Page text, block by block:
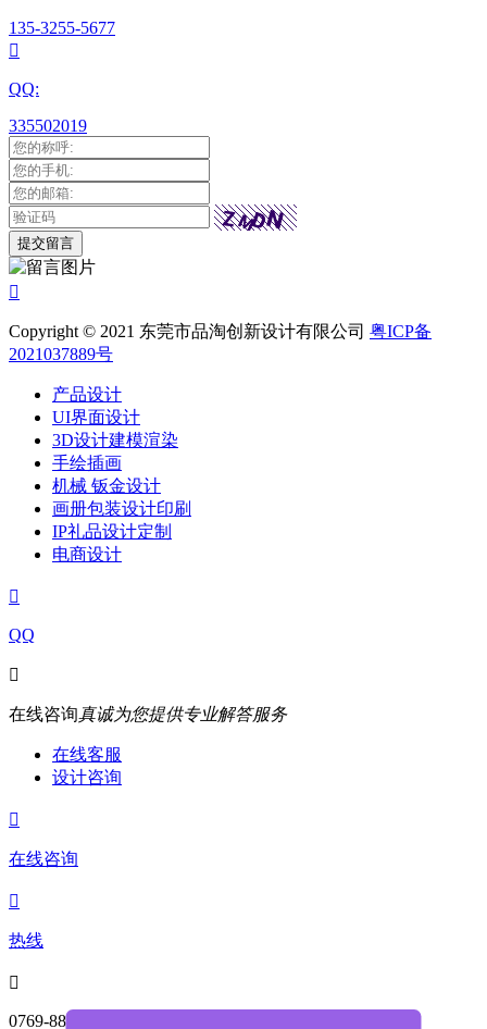
135-3255-5677

QQ:
335502019

Copyright © 2021 东莞市品淘创新设计有限公司 粤ICP备
2021037889号
产品设计
UI界面设计
3D设计建模渲染
手绘插画
机械 钣金设计
画册包装设计印刷
IP礼品设计定制
电商设计

QQ

在线咨询真诚为您提供专业解答服务
在线客服
设计咨询

在线咨询

热线

0769-88004468